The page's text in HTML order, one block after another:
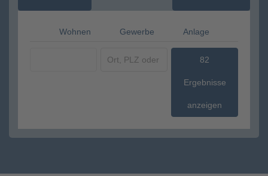
Wohnen Gewerbe Anlage
82
Ergebnisse
anzeigen